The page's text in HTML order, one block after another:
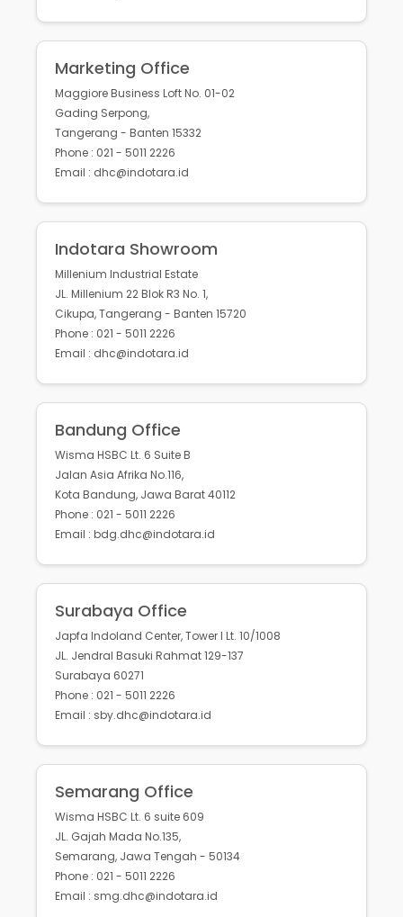
Marketing Office
Maggiore Business Loft No. 01-02
Gading Serpong,
Tangerang - Banten 15332
Phone : 021 - 5011 2226
Email : dhc@indotara.id
Indotara Showroom
Millenium Industrial Estate
JL. Millenium 22 Blok R3 No. 1,
Cikupa, Tangerang - Banten 15720
Phone : 021 - 5011 2226
Email : dhc@indotara.id
Bandung Office
Wisma HSBC Lt. 6 Suite B
Jalan Asia Afrika No.116,
Kota Bandung, Jawa Barat 40112
Phone : 021 - 5011 2226
Email : bdg.dhc@indotara.id
Surabaya Office
Japfa Indoland Center, Tower I Lt. 10/1008
JL. Jendral Basuki Rahmat 129-137
Surabaya 60271
Phone : 021 - 5011 2226
Email : sby.dhc@indotara.id
Semarang Office
Wisma HSBC Lt. 6 suite 609
JL. Gajah Mada No.135,
Semarang, Jawa Tengah - 50134
Phone : 021 - 5011 2226
Email : smg.dhc@indotara.id